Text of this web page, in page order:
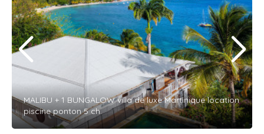
MALIBU + 1 BUNGALOW villa de luxe Martinique location
piscine ponton 5 ch.